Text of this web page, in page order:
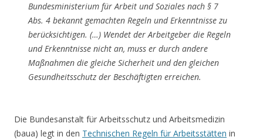
Bundesministerium für Arbeit und Soziales nach § 7
Abs. 4 bekannt gemachten Regeln und Erkenntnisse zu
berücksichtigen. (…) Wendet der Arbeitgeber die Regeln
und Erkenntnisse nicht an, muss er durch andere
Maßnahmen die gleiche Sicherheit und den gleichen
Gesundheitsschutz der Beschäftigten erreichen.
Die Bundesanstalt für Arbeitsschutz und Arbeitsmedizin
(baua) legt in den Technischen Regeln für Arbeitsstätten in